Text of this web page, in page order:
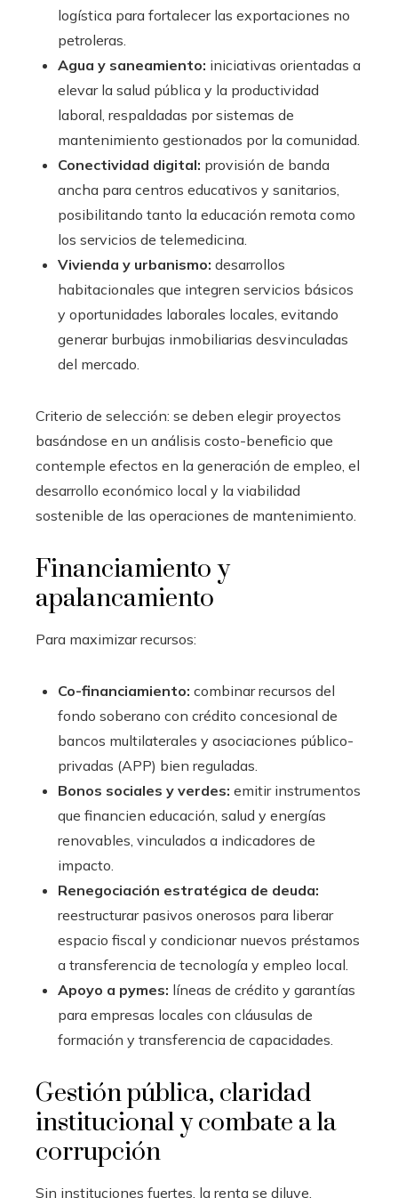
logística para fortalecer las exportaciones no
petroleras.
Agua y saneamiento: iniciativas orientadas a
elevar la salud pública y la productividad
laboral, respaldadas por sistemas de
mantenimiento gestionados por la comunidad.
Conectividad digital: provisión de banda
ancha para centros educativos y sanitarios,
posibilitando tanto la educación remota como
los servicios de telemedicina.
Vivienda y urbanismo: desarrollos
habitacionales que integren servicios básicos
y oportunidades laborales locales, evitando
generar burbujas inmobiliarias desvinculadas
del mercado.
Criterio de selección: se deben elegir proyectos
basándose en un análisis costo-beneficio que
contemple efectos en la generación de empleo, el
desarrollo económico local y la viabilidad
sostenible de las operaciones de mantenimiento.
Financiamiento y
apalancamiento
Para maximizar recursos:
Co-financiamiento: combinar recursos del
fondo soberano con crédito concesional de
bancos multilaterales y asociaciones público-
privadas (APP) bien reguladas.
Bonos sociales y verdes: emitir instrumentos
que financien educación, salud y energías
renovables, vinculados a indicadores de
impacto.
Renegociación estratégica de deuda:
reestructurar pasivos onerosos para liberar
espacio fiscal y condicionar nuevos préstamos
a transferencia de tecnología y empleo local.
Apoyo a pymes: líneas de crédito y garantías
para empresas locales con cláusulas de
formación y transferencia de capacidades.
Gestión pública, claridad
institucional y combate a la
corrupción
Sin instituciones fuertes, la renta se diluye.